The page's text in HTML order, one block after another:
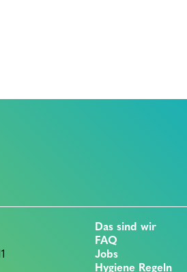
Das sind wir
FAQ
Jobs
Hygiene Regeln